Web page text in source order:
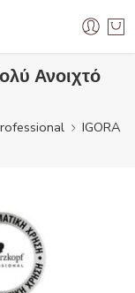
Ανοιχτό
IGORA